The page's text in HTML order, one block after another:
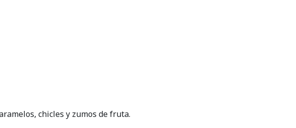
chicles y zumos de fruta.